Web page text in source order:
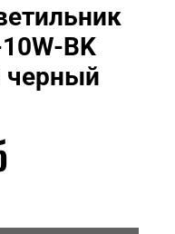
BK
черный